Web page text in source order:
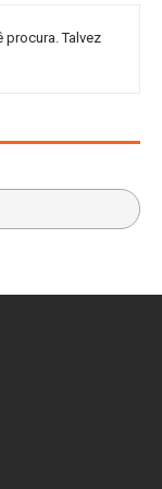
procura. Talvez